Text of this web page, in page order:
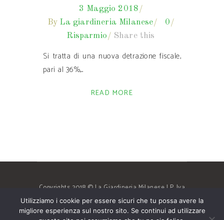
3 Maggio 2018
By La giardineria Milanese
0
Risparmio
Share this
Si tratta di una nuova detrazione fiscale,
pari al 36%,
READ MORE
Copyrights 2018 © La Giardineria Milanese | P. Iva
08175500969Privacy| By Sabdesign
Utilizziamo i cookie per essere sicuri che tu possa avere la
migliore esperienza sul nostro sito. Se continui ad utilizzare